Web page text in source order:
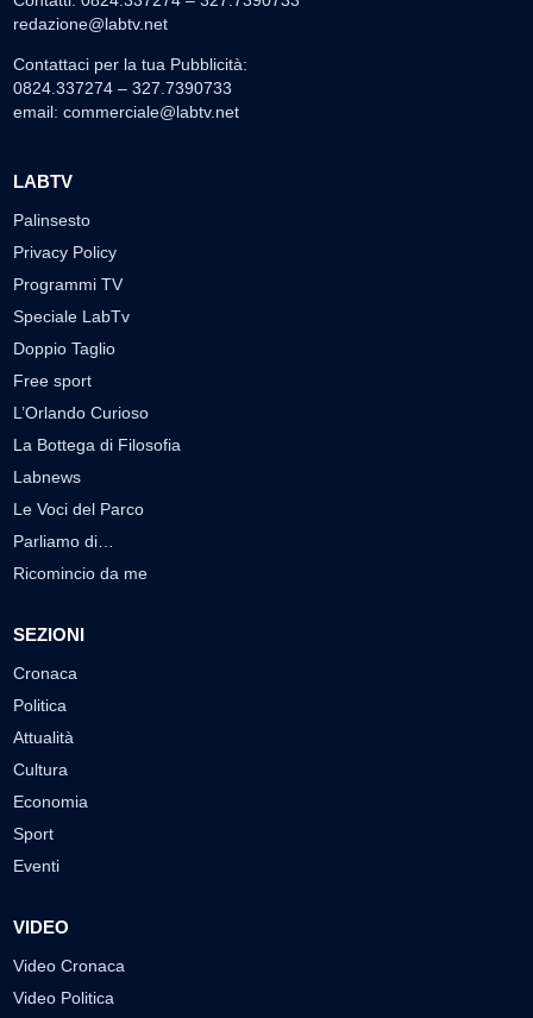
redazione@labtv.net
Contattaci per la tua Pubblicità:
0824.337274 – 327.7390733
email: commerciale@labtv.net
LABTV
Palinsesto
Privacy Policy
Programmi TV
Speciale LabTv
Doppio Taglio
Free sport
L’Orlando Curioso
La Bottega di Filosofia
Labnews
Le Voci del Parco
Parliamo di…
Ricomincio da me
SEZIONI
Cronaca
Politica
Attualità
Cultura
Economia
Sport
Eventi
VIDEO
Video Cronaca
Video Politica